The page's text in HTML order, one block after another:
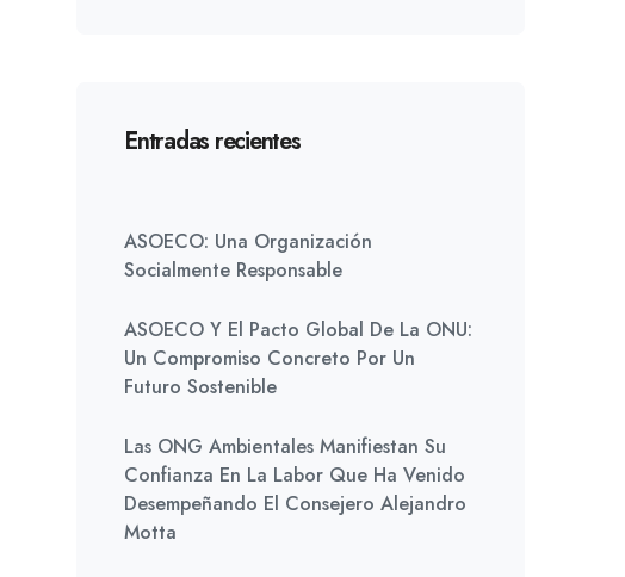
Entradas recientes
ASOECO: Una Organización
Socialmente Responsable
ASOECO Y El Pacto Global De La ONU:
Un Compromiso Concreto Por Un
Futuro Sostenible
Las ONG Ambientales Manifiestan Su
Confianza En La Labor Que Ha Venido
Desempeñando El Consejero Alejandro
Motta